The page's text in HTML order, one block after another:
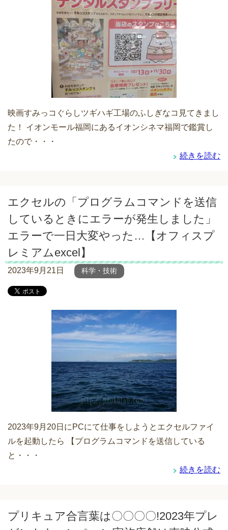
映画すみっコぐらしツギハギ工場のふしぎなコ見てきまし
た！ イオンモール福岡にあるイオンシネマ福岡で鑑賞し
たので・・・
続きを読む
エクセルの「プログラムコマンドを送信
しているときにエラーが発生しました」
エラーで一日大変やった…【オフィスプ
レミアムexcel】
2023年9月21日 科学・技術
2023年9月20日にPCにて仕事をしようとエクセルファイ
ルを起動したら 【プログラムコマンドを送信している
と・・・
続きを読む
プリキュア合言葉は〇〇〇〇!2023年プレ